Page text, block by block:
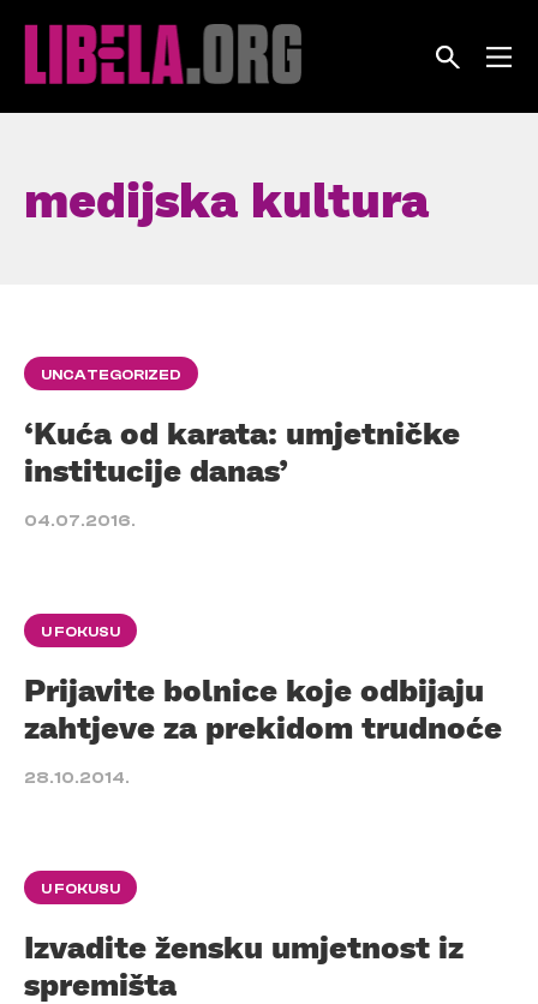
medijska kultura
UNCATEGORIZED
‘Kuća od karata: umjetničke
institucije danas’
04.07.2016.
U FOKUSU
Prijavite bolnice koje odbijaju
zahtjeve za prekidom trudnoće
28.10.2014.
U FOKUSU
Izvadite žensku umjetnost iz
spremišta